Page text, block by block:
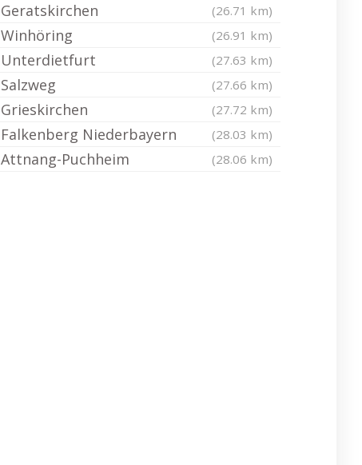
Geratskirchen (26.71 km)
Winhöring (26.91 km)
Unterdietfurt (27.63 km)
Salzweg (27.66 km)
Grieskirchen (27.72 km)
Falkenberg Niederbayern (28.03 km)
Attnang-Puchheim (28.06 km)